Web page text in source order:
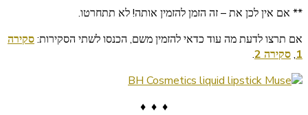
** אם אין לכן את– זה הזמן להזמין אותה! לא תתחרטו.
אם תרצו לדעת מה עוד כדאי להזמין משם, הכנסו לשתי הסקירות:סקירה
1
,סקירה 2 .
♦ ♦ ♦